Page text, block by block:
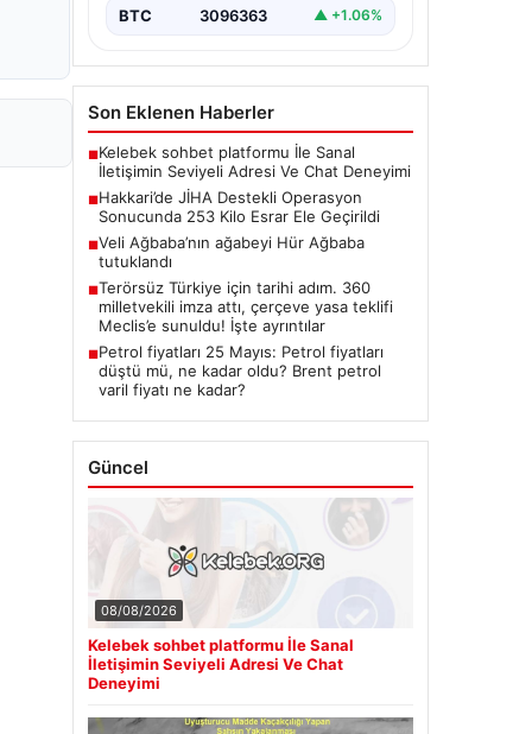
BTC 3096363 ▲ +1.06%
Son Eklenen Haberler
■Kelebek sohbet platformu İle Sanal
İletişimin Seviyeli Adresi Ve Chat Deneyimi
■Hakkari’de JİHA Destekli Operasyon
Sonucunda 253 Kilo Esrar Ele Geçirildi
■Veli Ağbaba’nın ağabeyi Hür Ağbaba
tutuklandı
■Terörsüz Türkiye için tarihi adım. 360
milletvekili imza attı, çerçeve yasa teklifi
Meclis’e sunuldu! İşte ayrıntılar
■Petrol fiyatları 25 Mayıs: Petrol fiyatları
düştü mü, ne kadar oldu? Brent petrol
varil fiyatı ne kadar?
Güncel
08/08/2026
Kelebek sohbet platformu İle Sanal
İletişimin Seviyeli Adresi Ve Chat
Deneyimi